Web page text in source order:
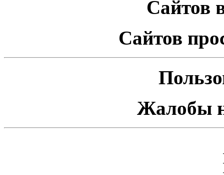
Сайтов
Сайтов
Жалобы